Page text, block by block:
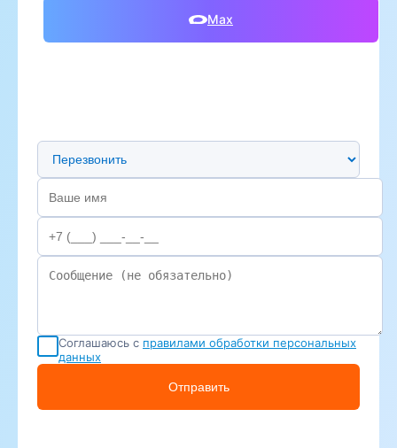
Max
Предпочтительный способ связи
Соглашаюсь с правилами обработки персональных
данных
Отправить